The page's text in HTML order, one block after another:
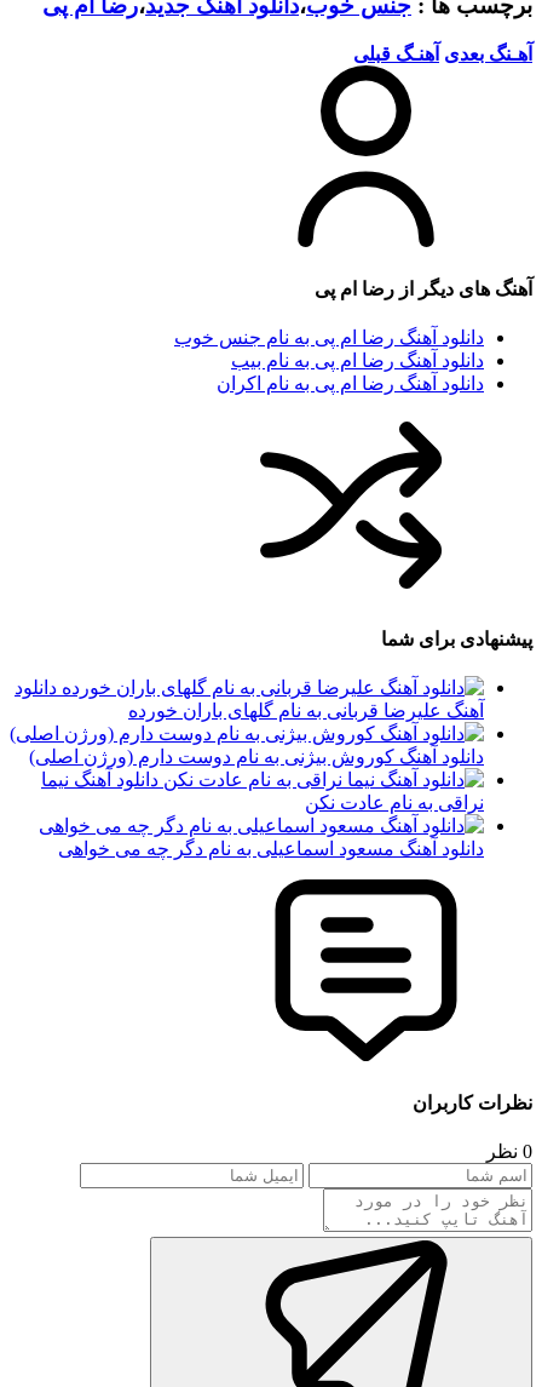
برچسب ها : جنس خوب،دانلود آهنگ جدید،رضا ام پی
آهـنگ بعدی آهنـگ قبلی
آهنگ های دیگر از رضا ام پی
دانلود آهنگ رضا ام پی به نام جنس خوب
دانلود آهنگ رضا ام پی به نام بیب
دانلود آهنگ رضا ام پی به نام اکران
پیشنهادی برای شما
دانلود
آهنگ علیرضا قربانی به نام گلهای باران خورده
دانلود آهنگ کوروش بیژنی به نام دوست دارم (ورژن اصلی)
دانلود آهنگ نیما
نراقی به نام عادت نکن
دانلود آهنگ مسعود اسماعیلی به نام دگر چه می خواهی
نظرات کاربران
0 نظر